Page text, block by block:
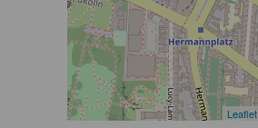
Leaflet